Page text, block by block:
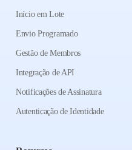
Início em Lote
Envio Programado
Gestão de Membros
Integração de API
Notificações de Assinatura
Autenticação de Identidade